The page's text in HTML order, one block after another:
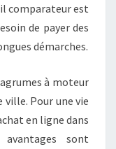
comparateur est
de payer des
démarches.
à moteur
ville. Pour une vie
en ligne dans
sont